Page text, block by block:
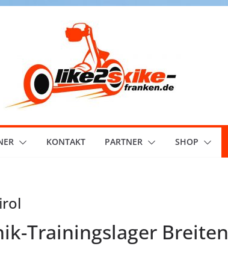
KONTAKT PARTNER SHOP
Trainingslager